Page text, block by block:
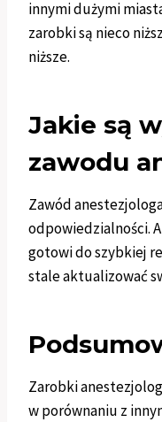
innymi dużymi
zarobki są nieco
niższe.
Jakie są
zawodu
Zawód
odpowiedzialności.
gotowi do szybkiej
stale aktualizować
Zarobki
w porównaniu z